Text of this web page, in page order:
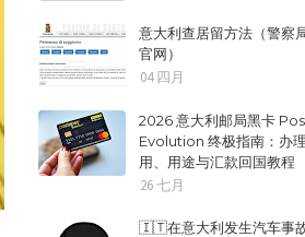
意大利查居留方法（警察
官网）
04 四月
2026 意大利邮局黑卡
Evolution 终极指南：办
用、用途与汇款回国教程
26 七月
🇮🇹在意大利发生汽车事